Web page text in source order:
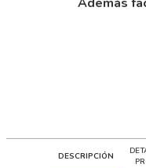
DESCRIPCIÓN